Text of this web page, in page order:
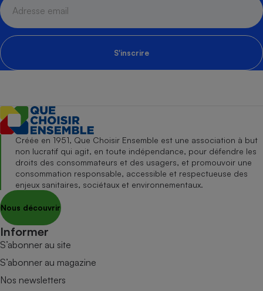
S'inscrire
Créée en 1951, Que Choisir Ensemble est une association à but
non lucratif qui agit, en toute indépendance, pour défendre les
droits des consommateurs et des usagers, et promouvoir une
consommation responsable, accessible et respectueuse des
enjeux sanitaires, sociétaux et environnementaux.
Nous découvrir
Informer
S’abonner au site
S’abonner au magazine
Nos newsletters